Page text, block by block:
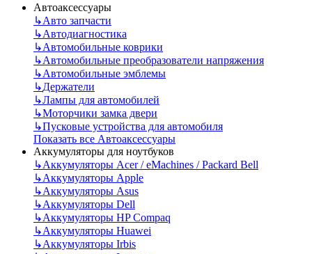
Автоаксессуары
↳Авто запчасти
↳Автодиагностика
↳Автомобильные коврики
↳Автомобильные преобразователи напряжения
↳Автомобильные эмблемы
↳Держатели
↳Лампы для автомобилей
↳Моторчики замка двери
↳Пусковые устройства для автомобиля
Показать все Автоаксессуары
Аккумуляторы для ноутбуков
↳Аккумуляторы Acer / eMachines / Packard Bell
↳Аккумуляторы Apple
↳Аккумуляторы Asus
↳Аккумуляторы Dell
↳Аккумуляторы HP Compaq
↳Аккумуляторы Huawei
↳Аккумуляторы Irbis